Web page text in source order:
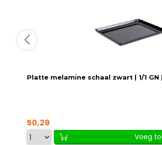
Platte melamine schaal zwart | 1/1
50,29
Voeg